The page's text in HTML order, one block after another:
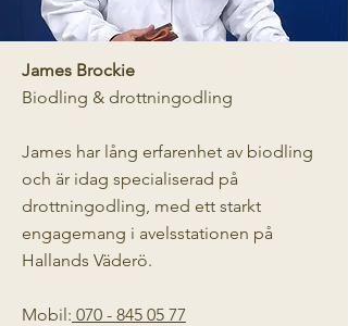
James Brockie
Biodling & drottningodling
James har lång erfarenhet av biodling
och är idag specialiserad på
drottningodling, med ett starkt
engagemang i avelsstationen på
Hallands Väderö.
Mobil: 070 - 845 05 77